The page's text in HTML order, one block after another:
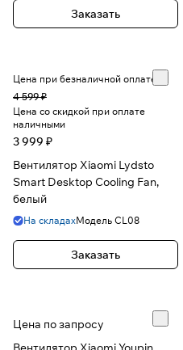
Заказать
Цена при безналичной оплате
4 599 ₽
Цена со скидкой при оплате
наличными
3 999 ₽
Вентилятор Xiaomi Lydsto
Smart Desktop Cooling Fan,
белый
На складахМодель CL08
Заказать
Цена по запросу